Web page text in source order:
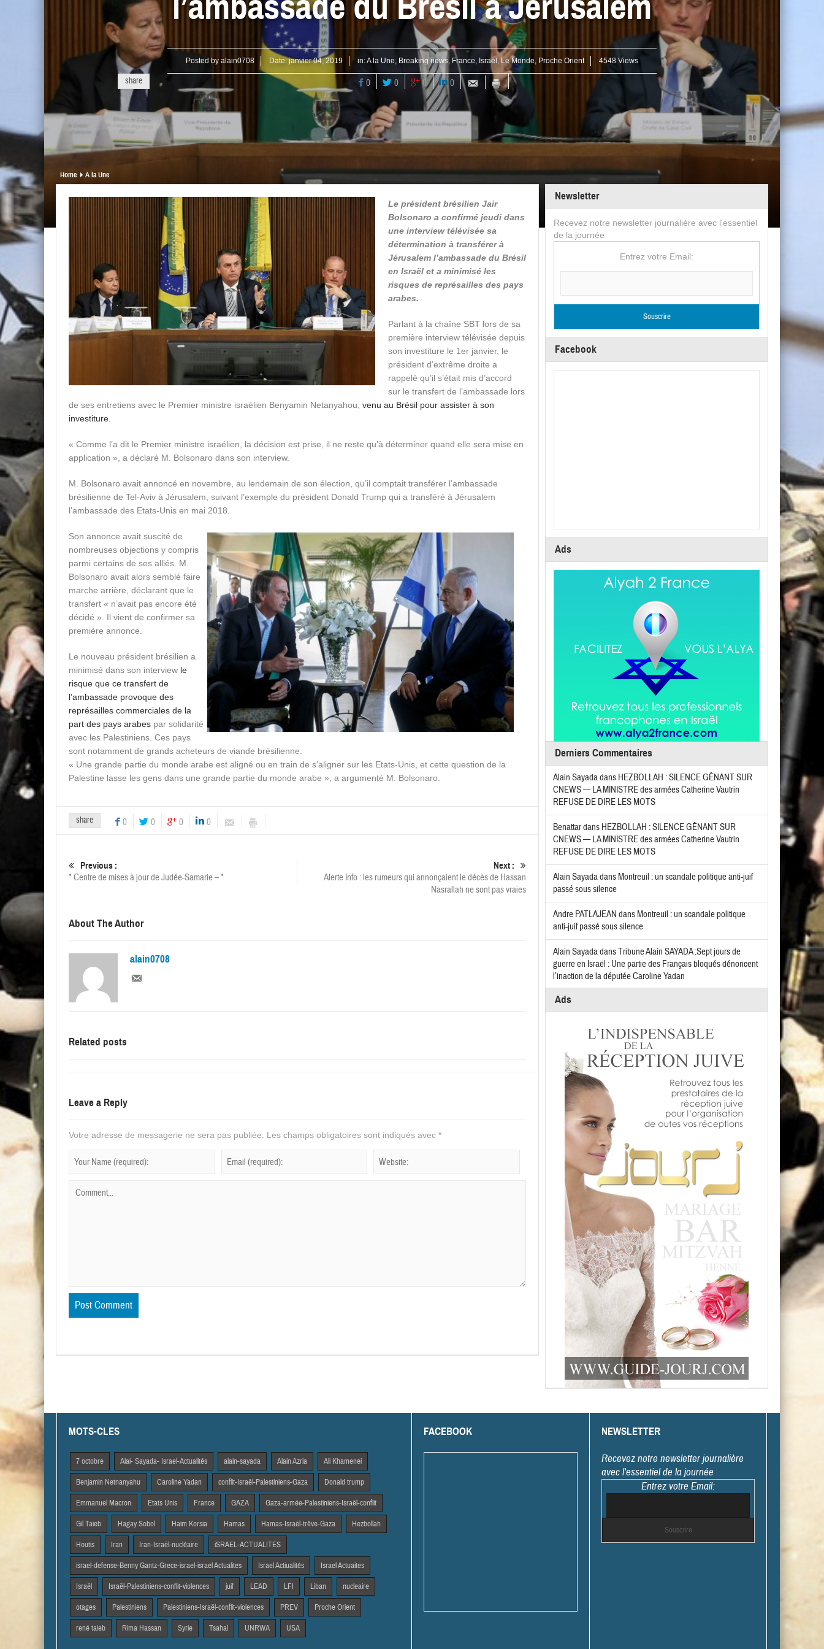
Posted by alain0708 Date:janvier 04, 2019 in:A la Une, Breaking news, France, Israël , Le Monde, Proche Orient 4548 Views
share 0 0 0 0
Home A la Une
Le président brésilien Jair
Bolsonaro a confirmé jeudi dans
une interview télévisée sa
détermination à transférer à
Jérusalem l’ambassade du Brésil
en Israël et a minimisé les
risques de représailles des pays
arabes.
Parlant à la chaîne SBT lors de sa
première interview télévisée depuis
son investiture le 1er janvier, le
président d’extrême droite a
rappelé qu’il s’était mis d’accord
sur le transfert de l’ambassade lors
de ses entretiens avec le Premier ministre israélien Benyamin Netanyahou, venu au Brésil pour assister à son
investiture.
« Comme l’a dit le Premier ministre israélien, la décision est prise, il ne reste qu’à déterminer quand elle sera mise en
application », a déclaré M. Bolsonaro dans son interview.
M. Bolsonaro avait annoncé en novembre, au lendemain de son élection, qu’il comptait transférer l’ambassade
brésilienne de Tel-Aviv à Jérusalem, suivant l’exemple du président Donald Trump qui a transféré à Jérusalem
l’ambassade des Etats-Unis en mai 2018.
Son annonce avait suscité de
nombreuses objections y compris
parmi certains de ses alliés. M.
Bolsonaro avait alors semblé faire
marche arrière, déclarant que le
transfert « n’avait pas encore été
décidé ». Il vient de confirmer sa
première annonce.
Le nouveau président brésilien a
minimisé dans son interview le
risque que ce transfert de
l’ambassade provoque des
représailles commerciales de la
part des pays arabes par solidarité
avec les Palestiniens. Ces pays
sont notamment de grands acheteurs de viande brésilienne.
« Une grande partie du monde arabe est aligné ou en train de s’aligner sur les Etats-Unis, et cette question de la
Palestine lasse les gens dans une grande partie du monde arabe », a argumenté M. Bolsonaro.
share 0 0 0 0
Previous :
* Centre de mises à jour de Judée-Samarie – *
Next :
Alerte Info : les rumeurs qui annonçaient le décès de Hassan
Nasrallah ne sont pas vraies
About The Author
alain0708
Related posts
Leave a Reply
Votre adresse de messagerie ne sera pas publiée. Les champs obligatoires sont indiqués avec *
Newsletter
Recevez notre newsletter journalière avec l'essentiel
de la journée
Entrez votre Email:
Facebook
Ads
Derniers Commentaires
Alain Sayadadans HEZBOLLAH : SILENCE GÊNANT SUR
CNEWS — LA MINISTRE des armées Catherine Vautrin
REFUSE DE DIRE LES MOTS
Benattardans HEZBOLLAH : SILENCE GÊNANT SUR
CNEWS — LA MINISTRE des armées Catherine Vautrin
REFUSE DE DIRE LES MOTS
Alain Sayadadans Montreuil : un scandale politique anti-juif
passé sous silence
Andre PATLAJEAN dans Montreuil : un scandale politique
anti-juif passé sous silence
Alain SayadadansTribune Alain SAYADA :Sept jours de
guerre en Israël : Une partie des Français bloqués dénoncent
l’inaction de la députée Caroline Yadan
Ads
MOTS-CLES
7 octobre Alai- Sayada- Israel-Actualités alain-sayada Alain Azria Ali Khamenei
Benjamin Netnanyahu Caroline Yadan conflit-Israël-Palestiniens-Gaza Donald trump
Emmanuel Macron Etats Unis France GAZA Gaza-armée-Palestiniens-Israël-conflit
Gil Taieb Hagay Sobol Haim Korsia Hamas Hamas-Israël-trêve-Gaza Hezbollah
Houtis Iran Iran-Israël-nucléaire iSRAEL-ACTUALITES
israel-defense-Benny Gantz-Grece-israel-israel Actualites Israel Actiualités Israel Actuaites
Israël Israël-Palestiniens-conflit-violences juif LEAD LFI Liban nucleaire
otages Palestiniens Palestiniens-Israël-conflit-violences PREV Proche Orient
rené taieb Rima Hassan Syrie Tsahal UNRWA USA
FACEBOOK NEWSLETTER
Recevez notre newsletter journalière
avec l'essentiel de la journée
Entrez votre Email: